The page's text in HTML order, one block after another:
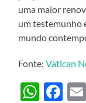
uma maior
um testemunho
mundo
Fonte:Vatican